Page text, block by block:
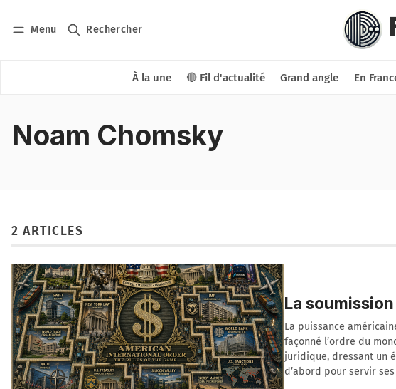
Menu Rechercher
À la une 🔴 Fil d'actualité Grand angle En
Noam Chomsky
2 ARTICLES
La
La puissance
façonné l’ordre du
juridique, dressant un
d’abord pour servir